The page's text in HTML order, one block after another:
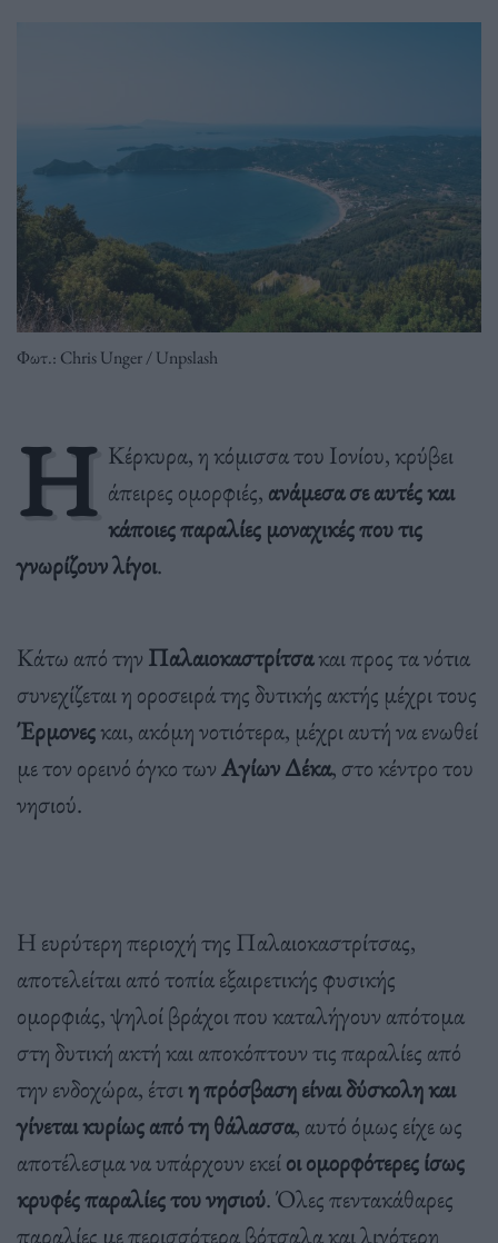
Φωτ.: Chris Unger / Unpslash
Η Κέρκυρα, η κόμισσα του Ιονίου, κρύβει
άπειρες ομορφιές, ανάμεσα σε αυτές και
κάποιες παραλίες μοναχικές που τις
γνωρίζουν λίγοι.
Κάτω από την Παλαιοκαστρίτσακαι προς τα νότια
συνεχίζεται η οροσειρά της δυτικής ακτής μέχρι τους
Έρμονεςκαι, ακόμη νοτιότερα, μέχρι αυτή να ενωθεί
με τον ορεινό όγκο τωνΑγίων Δέκα, στο κέντρο του
νησιού.
Η ευρύτερη περιοχή της Παλαιοκαστρίτσας,
αποτελείται από τοπία εξαιρετικής φυσικής
ομορφιάς, ψηλοί βράχοι που καταλήγουν απότομα
στη δυτική ακτή και αποκόπτουν τις παραλίες από
την ενδοχώρα, έτσιη πρόσβαση είναι δύσκολη και
γίνεται κυρίως από τη θάλασσα, αυτό όμως είχε ως
αποτέλεσμα να υπάρχουν εκείοι ομορφότερες ίσως
κρυφές παραλίες του νησιού. Όλες πεντακάθαρες
παραλίες με περισσότερα βότσαλα και λιγότερη